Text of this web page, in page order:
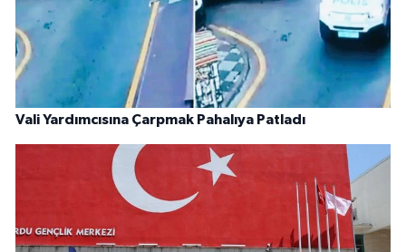
Vali Yardımcısına Çarpmak Pahalıya Patladı